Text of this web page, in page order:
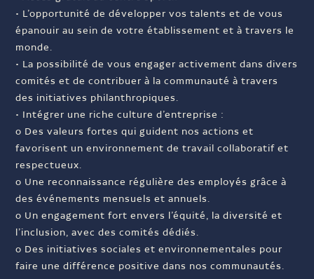
• L’opportunité de développer vos talents et de vous
épanouir au sein de votre établissement et à travers le
monde.
• La possibilité de vous engager activement dans divers
comités et de contribuer à la communauté à travers
des initiatives philanthropiques.
• Intégrer une riche culture d’entreprise :
o Des valeurs fortes qui guident nos actions et
favorisent un environnement de travail collaboratif et
respectueux.
o Une reconnaissance régulière des employés grâce à
des événements mensuels et annuels.
o Un engagement fort envers l’équité, la diversité et
l’inclusion, avec des comités dédiés.
o Des initiatives sociales et environnementales pour
faire une différence positive dans nos communautés.